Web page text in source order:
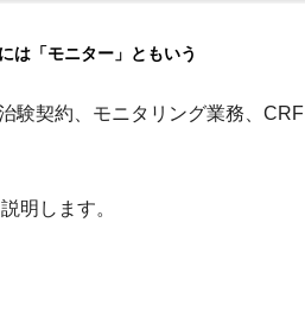
は「モニター」ともいう
験契約、モニタリング業務、CRF
明します。